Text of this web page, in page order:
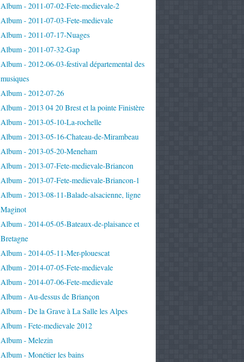
Album - 2011-07-02-Fete-medievale-2
Album - 2011-07-03-Fete-medievale
Album - 2011-07-17-Nuages
Album - 2011-07-32-Gap
Album - 2012-06-03-festival départemental des
musiques
Album - 2012-07-26
Album - 2013 04 20 Brest et la pointe Finistère
Album - 2013-05-10-La-rochelle
Album - 2013-05-16-Chateau-de-Mirambeau
Album - 2013-05-20-Meneham
Album - 2013-07-Fete-medievale-Briancon
Album - 2013-07-Fete-medievale-Briancon-1
Album - 2013-08-11-Balade-alsacienne, ligne
Maginot
Album - 2014-05-05-Bateaux-de-plaisance et
Bretagne
Album - 2014-05-11-Mer-plouescat
Album - 2014-07-05-Fete-medievale
Album - 2014-07-06-Fete-medievale
Album - Au-dessus de Briançon
Album - De la Grave à La Salle les Alpes
Album - Fete-medievale 2012
Album - Melezin
Album - Monétier les bains